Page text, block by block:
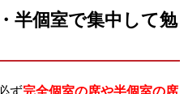
半個室で集中して勉